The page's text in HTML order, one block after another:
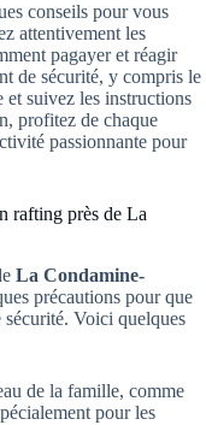
conseils pour vous
attentivement les
pagayer et réagir
de sécurité, y compris le
et suivez les instructions
profitez de chaque
passionnante pour
rafting près de La
La Condamine-
précautions pour que
sécurité. Voici quelques
de la famille, comme
pour les